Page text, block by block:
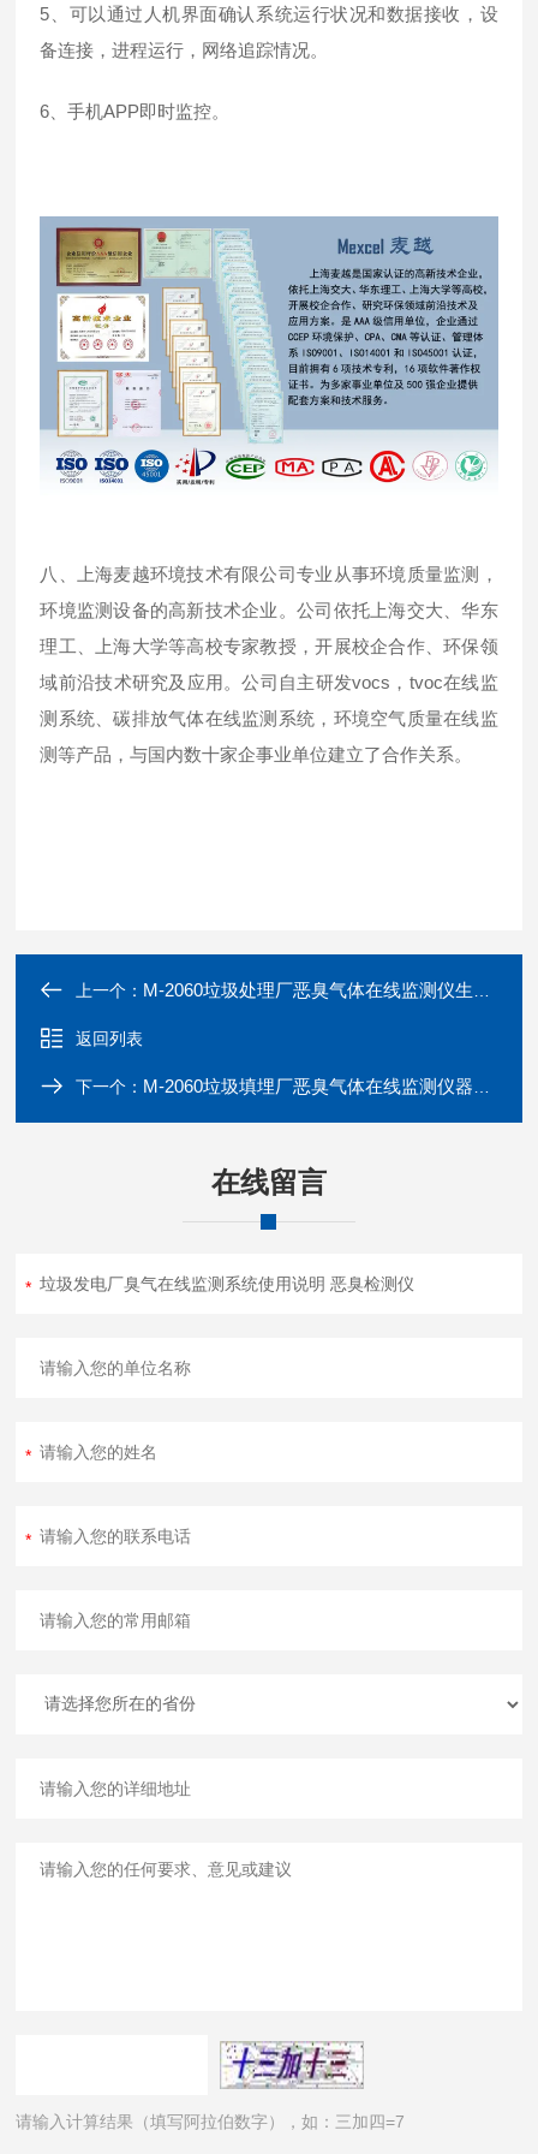
5、可以通过人机界面确认系统运行状况和数据接收，设
备连接，进程运行，网络追踪情况。
6、手机APP即时监控。
八、上海麦越环境技术有限公司专业从事环境质量监测，
环境监测设备的高新技术企业。公司依托上海交大、华东
理工、上海大学等高校专家教授，开展校企合作、环保领
域前沿技术研究及应用。公司自主研发vocs，tvoc在线监
测系统、碳排放气体在线监测系统，环境空气质量在线监
测等产品，与国内数十家企事业单位建立了合作关系。
上一个： M-2060垃圾处理厂恶臭气体在线监测仪生产厂家 恶臭检测仪
返回列表
下一个： M-2060垃圾填埋厂恶臭气体在线监测仪器的厂家 恶臭检测仪
在线留言
请输入计算结果（填写阿拉伯数字），如：三加四=7